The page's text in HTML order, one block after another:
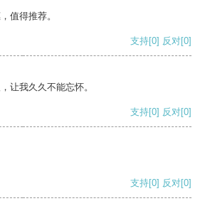
值得推荐。
支持[0] 反对[0]
让我久久不能忘怀。
支持[0] 反对[0]
支持[0] 反对[0]